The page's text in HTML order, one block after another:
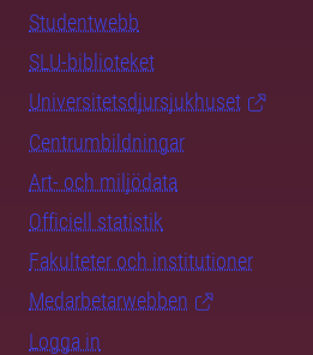
Studentwebb
SLU-biblioteket
Universitetsdjursjukhuset
Centrumbildningar
Art- och miljödata
Officiell statistik
Fakulteter och institutioner
Medarbetarwebben
Logga in